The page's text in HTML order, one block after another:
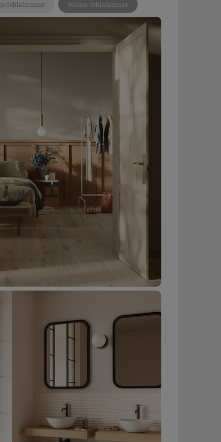
Schlafzimmer Weißes Schlafzimmer